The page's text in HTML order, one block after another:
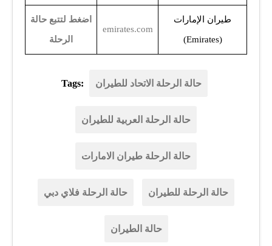
اضغط لتتبع حالة
الرحلة
emirates.com
طيران الإمارات
(Emirates)
Tags: حالة الرحلة الاتحاد للطيران
حالة الرحلة العربية للطيران
حالة الرحلة طيران الامارات
حالة الرحلة فلاي دبي حالة الرحلة للطيران
حالة الطيران